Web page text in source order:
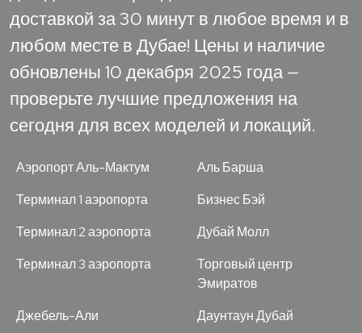
доставкой за 30 минут в любое время и в
любом месте в Дубае! Цены и наличие
обновлены 10 декабря 2025 года —
проверьте лучшие предложения на
сегодня для всех моделей и локаций.
Аэропорт Аль-Мактум
Терминал 1 аэропорта
Терминал 2 аэропорта
Терминал 3 аэропорта
Аль Барша
Бизнес Бэй
Дубай Молл
Торговый центр
Эмиратов
Джебель-Али
Даунтаун Дубай